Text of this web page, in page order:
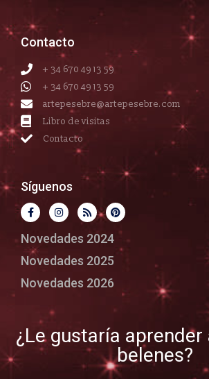
Contacto
+ 34 670 49 13 59
+ 34 670 49 13 59
artepesebre@artepesebre.com
Libro de visitas
Contacto
Síguenos
Novedades 2024
Novedades 2025
Novedades 2026
¿Le gustaría aprender
belenes?